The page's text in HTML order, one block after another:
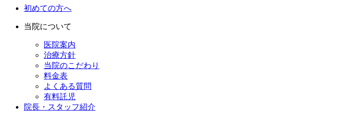
初めての方へ
当院について
医院案内
治療方針
当院のこだわり
料金表
よくある質問
有料託児
院長・スタッフ紹介